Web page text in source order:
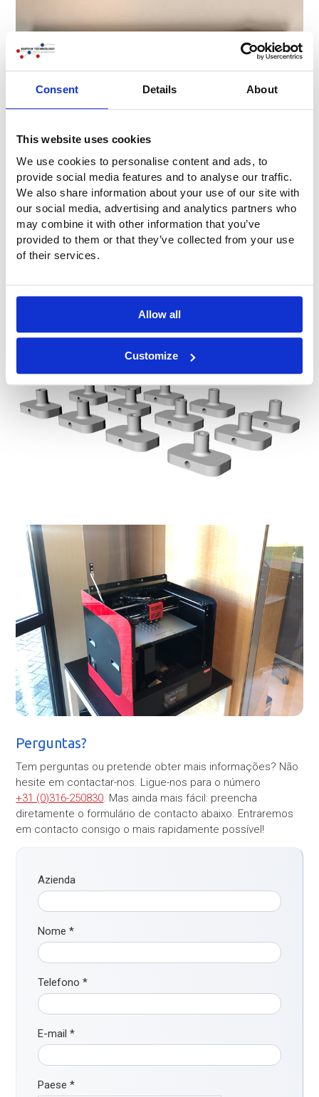
Consent Details About
This website uses cookies
We use cookies to personalise content and ads, to
provide social media features and to analyse our traffic.
We also share information about your use of our site with
our social media, advertising and analytics partners who
may combine it with other information that you’ve
provided to them or that they’ve collected from your use
of their services.
Allow all
Customize
Engenharia e investigação
Efectuamos muita investigação e engenharia para lhe
oferecer produtos da mais alta qualidade. Para fabricar
foles para eixos de fixação, efectuámos uma grande
Dispomos de equipamento de alto nível nas nossas
Perguntas?
Tem perguntas ou pretende obter mais informações? Não
hesite em contactar-nos. Ligue-nos para o número
+31 (0)316-250830. Mas ainda mais fácil: preencha
diretamente o formulário de contacto abaixo. Entraremos
em contacto consigo o mais rapidamente possível!
Azienda
Nome*
Telefono*
E-mail*
Paese*